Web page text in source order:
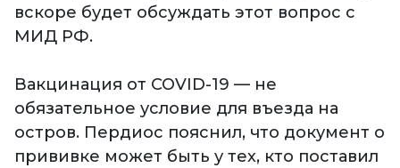
вскоре будет обсуждать этот вопрос с
МИД РФ.
Вакцинация от COVID-19 — не
обязательное условие для въезда на
остров. Пердиос пояснил, что документ о
прививке может быть у тех, кто поставил